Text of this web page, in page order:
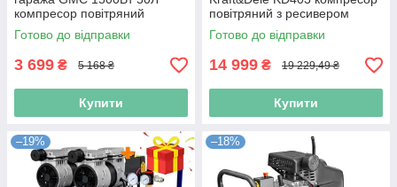
компресор повітряний
масляний 50л
Готово до відправки
3 699 ₴ 5 168 ₴
Купити
повітряний з ресивером
Готово до відправки
14 999 ₴ 19 229,49 ₴
Купити
–19% –18%